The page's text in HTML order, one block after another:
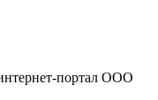
портал ООО